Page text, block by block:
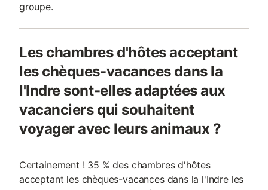
groupe.
Les chambres d'hôtes acceptant
les chèques-vacances dans la
l'Indre sont-elles adaptées aux
vacanciers qui souhaitent
voyager avec leurs animaux ?
Certainement ! 35 % des chambres d'hôtes
acceptant les chèques-vacances dans la l'Indre les